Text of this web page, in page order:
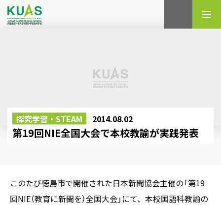
探究学習・STEAM 2014.08.02
第19回NIE全国大会で本校教諭が実践発表
このたび徳島市で開催された日本新聞協会主催の「第19
回NIE（教育に新聞を）全国大会」にて、本校国語科教諭の